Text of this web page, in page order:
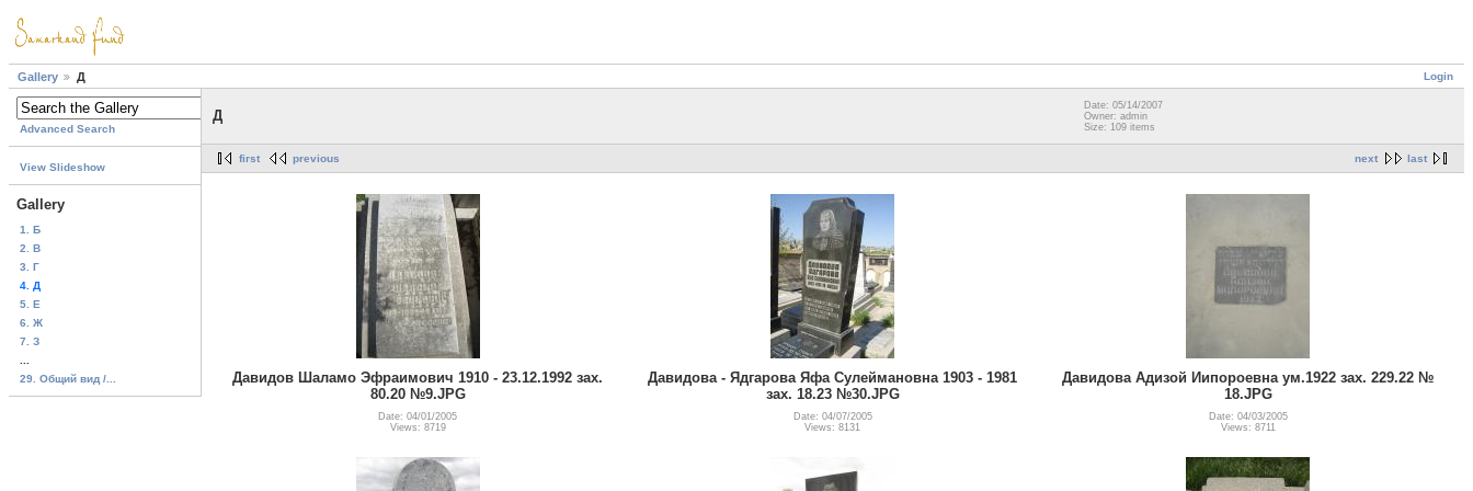
Login
Gallery Д
Advanced Search
View Slideshow
Gallery
1. Б
2. В
3. Г
4. Д
5. Е
6. Ж
7. З
29. Общий вид /...
Д
Date: 05/14/2007
Owner: admin
Size: 109 items
next last
first previous
Давидов Шаламо Эфраимович 1910 - 23.12.1992 зах.
80.20 №9.JPG
Date: 04/01/2005
Views: 8719
Давидова - Ядгарова Яфа Сулеймановна 1903 - 1981
зах. 18.23 №30.JPG
Date: 04/07/2005
Views: 8131
Давидова Адизой Иипороевна ум.1922 зах. 229.22 №
18.JPG
Date: 04/03/2005
Views: 8711